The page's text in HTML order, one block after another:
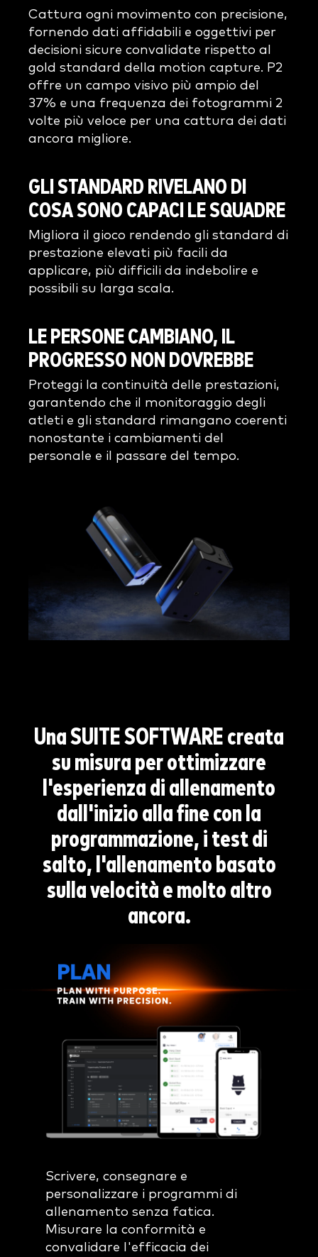
Cattura ogni movimento con precisione,
fornendo dati affidabili e oggettivi per
decisioni sicure convalidate rispetto al
gold standard della motion capture. P2
offre un campo visivo più ampio del
37% e una frequenza dei fotogrammi 2
volte più veloce per una cattura dei dati
ancora migliore.
GLI STANDARD RIVELANO DI
COSA SONO CAPACI LE SQUADRE
Migliora il gioco rendendo gli standard di
prestazione elevati più facili da
applicare, più difficili da indebolire e
possibili su larga scala.
LE PERSONE CAMBIANO, IL
PROGRESSO NON DOVREBBE
Proteggi la continuità delle prestazioni,
garantendo che il monitoraggio degli
atleti e gli standard rimangano coerenti
nonostante i cambiamenti del
personale e il passare del tempo.
Una SUITE SOFTWARE creata
su misura per ottimizzare
l'esperienza di allenamento
dall'inizio alla fine con la
programmazione, i test di
salto, l'allenamento basato
sulla velocità e molto altro
ancora.
Scrivere, consegnare e
personalizzare i programmi di
allenamento senza fatica.
Misurare la conformità e
convalidare l'efficacia dei